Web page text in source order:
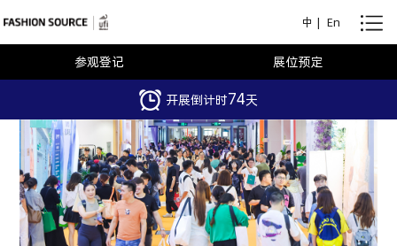
中 | En
参观登记 展位预定
开展倒计时74天